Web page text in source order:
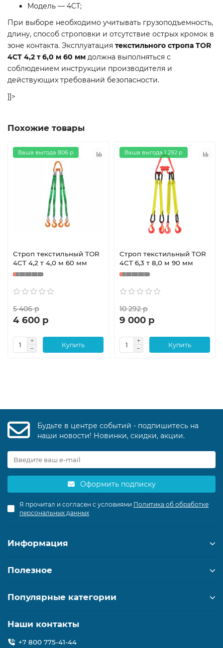
Модель — 4СТ;
При выборе необходимо учитывать грузоподъемность,
длину, способ строповки и отсутствие острых кромок в
зоне контакта. Эксплуатация текстильного стропа TOR
4СТ 4,2 т 6,0 м 60 мм должна выполняться с
соблюдением инструкции производителя и
действующих требований безопасности.
]]>
Похожие товары
Ваша выгода 806 р
Строп текстильный TOR
4СТ 4,2 т 4,0 м 60 мм
5 406 р
4 600 р
Купить
Ваша выгода 1 292 р
Строп текстильный TOR
4СТ 6,3 т 8,0 м 90 мм
10 292 р
9 000 р
Купить
Будьте в центре событий - подпишитесь на
наши новости! Новинки, скидки, акции.
Оформить подписку
Я прочитал и согласен с условиями Политика об обработке
персональных данных
Информация
Полезное
Популярные категории
Наши контакты
+7 800 775-41-44